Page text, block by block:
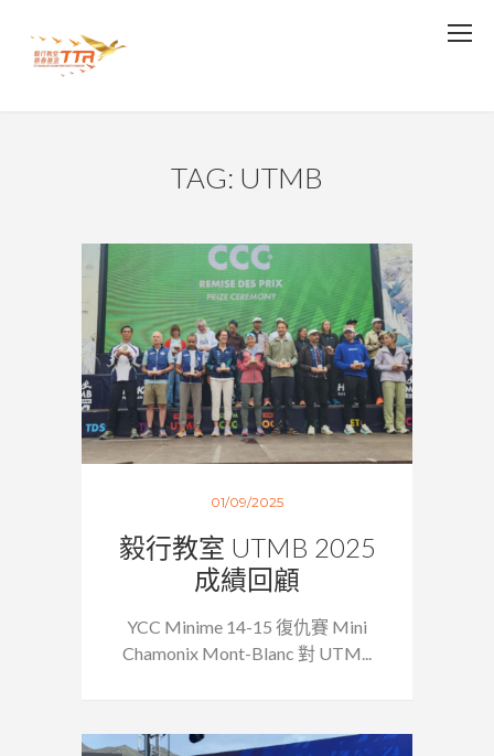
TAG: UTMB
01/09/2025
毅行教室 UTMB 2025
成績回顧
YCC Minime 14-15 復仇賽 Mini
Chamonix Mont-Blanc 對 UTM...